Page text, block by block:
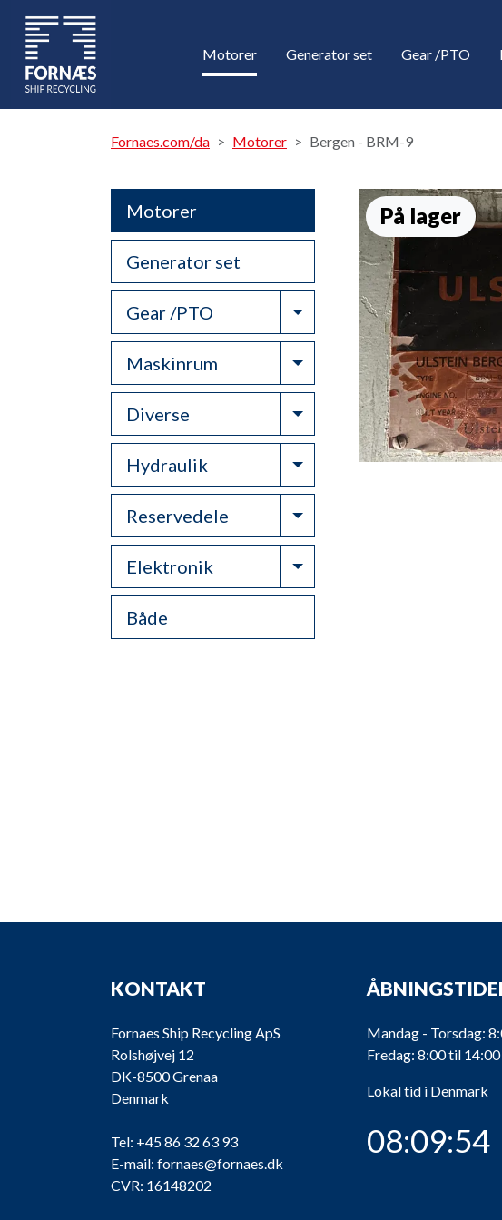
Motorer Generator set Gear /PTO
Fornaes.com/da Motorer Bergen - BRM-9
Motorer
Generator set
Gear /PTO Toggle Dropdown
Maskinrum Toggle Dropdown
Diverse Toggle Dropdown
Hydraulik Toggle Dropdown
Reservedele Toggle Dropdown
Elektronik Toggle Dropdown
Både
På lager
KONTAKT
Fornaes Ship Recycling ApS
Rolshøjvej 12
DK-8500 Grenaa
Denmark
Tel: +45 86 32 63 93
E-mail: fornaes@fornaes.dk
CVR: 16148202
Mandag - Torsdag:
Fredag: 8:00 til 14:00
Lokal tid i Denmark
08:09:55